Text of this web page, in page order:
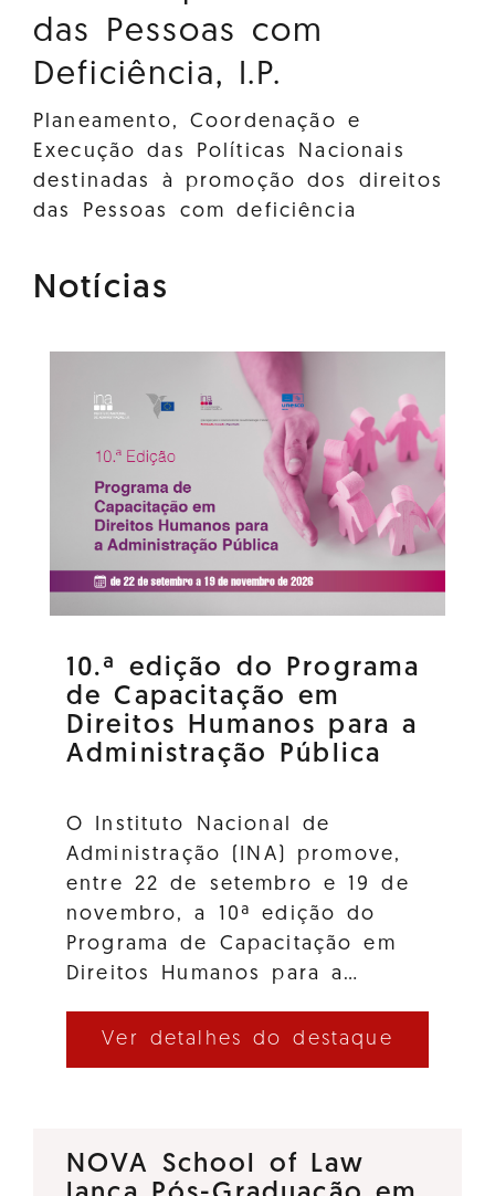
das Pessoas com
Deficiência, I.P.
Planeamento, Coordenação e
Execução das Políticas Nacionais
destinadas à promoção dos direitos
das Pessoas com deficiência
Notícias
10.ª edição do Programa
de Capacitação em
Direitos Humanos para a
Administração Pública
O Instituto Nacional de
Administração (INA) promove,
entre 22 de setembro e 19 de
novembro, a 10ª edição do
Programa de Capacitação em
Direitos Humanos para a…
Ver detalhes do destaque
NOVA School of Law